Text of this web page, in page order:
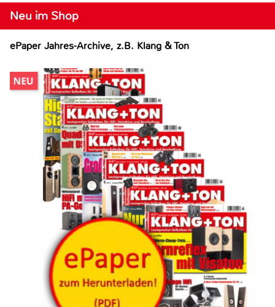
Neu im Shop
ePaper Jahres-Archive, z.B. Klang & Ton